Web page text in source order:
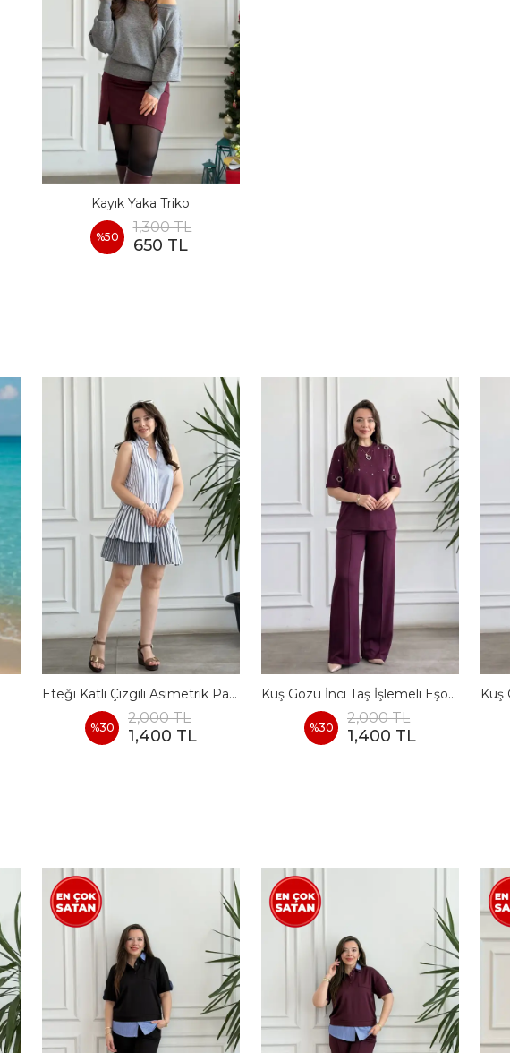
Kayık Yaka Triko
%50
1,300 TL
650 TL
Eteği Katlı Çizgili Asimetrik Pamuk Elbise
%30
2,000 TL
1,400 TL
Kuş Gözü İnci Taş İşlemeli Eşofman Takımı - BORDO
%30
2,000 TL
1,400 TL